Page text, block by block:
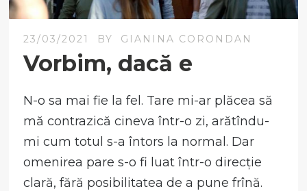
23/03/2021 BY GIANINA CORONDAN
Vorbim, dacă e
N-o sa mai fie la fel. Tare mi-ar plăcea să
mă contrazică cineva într-o zi, arătîndu-
mi cum totul s-a întors la normal. Dar
omenirea pare s-o fi luat într-o direcție
clară, fără posibilitatea de a pune frînă.